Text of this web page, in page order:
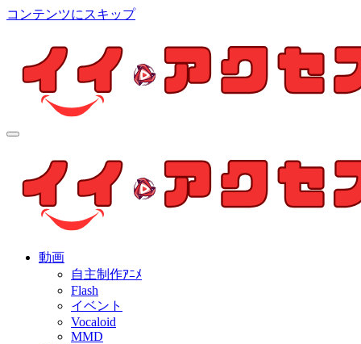
コンテンツにスキップ
個人制作アニメを中心とした動画紹介ブログ
動画
自主制作ｱﾆﾒ
Flash
イベント
Vocaloid
MMD